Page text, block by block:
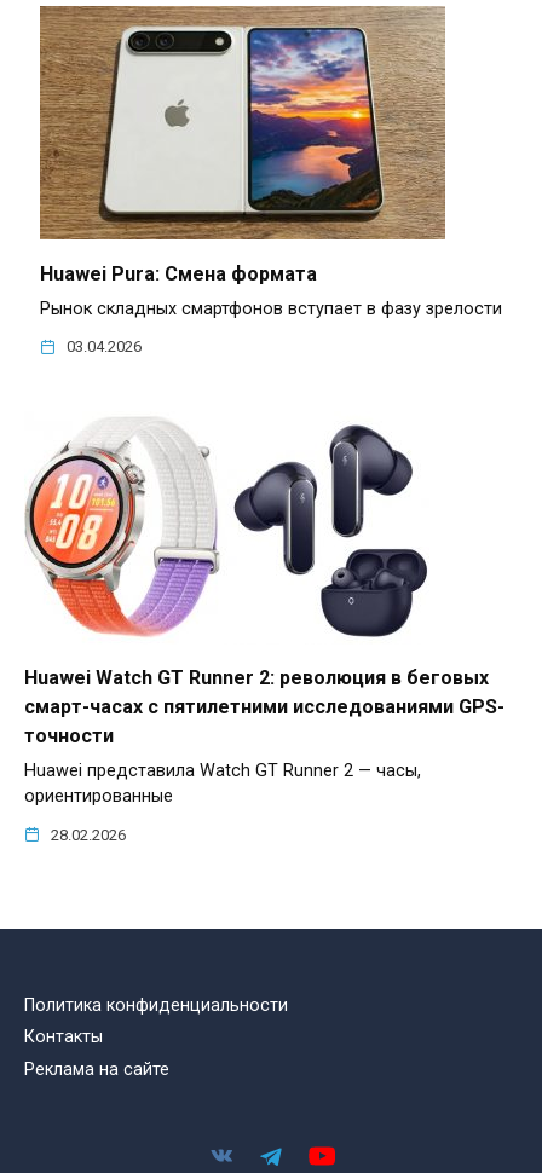
Huawei Pura: Смена формата
Рынок складных смартфонов вступает в фазу зрелости
03.04.2026
Huawei Watch GT Runner 2: революция в беговых
смарт-часах с пятилетними исследованиями GPS-
точности
Huawei представила Watch GT Runner 2 — часы,
ориентированные
28.02.2026
Политика конфиденциальности
Контакты
Реклама на сайте